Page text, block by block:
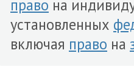
право на
установленных
включая право на